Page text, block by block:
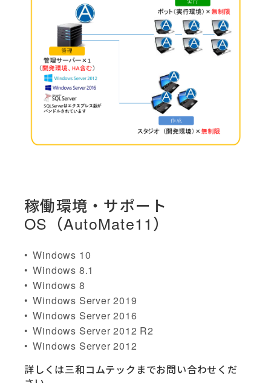
稼働環境・サポート
OS（AutoMate11）
Windows 10
Windows 8.1
Windows 8
Windows Server 2019
Windows Server 2016
Windows Server 2012 R2
Windows Server 2012
詳しくは三和コムテックまでお問い合わせくだ